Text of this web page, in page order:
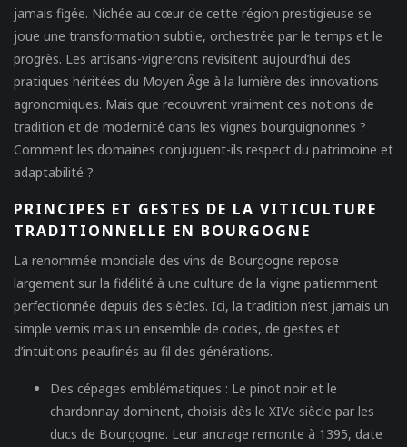
jamais figée. Nichée au cœur de cette région prestigieuse se
joue une transformation subtile, orchestrée par le temps et le
progrès. Les artisans-vignerons revisitent aujourd’hui des
pratiques héritées du Moyen Âge à la lumière des innovations
agronomiques. Mais que recouvrent vraiment ces notions de
tradition et de modernité dans les vignes bourguignonnes ?
Comment les domaines conjuguent-ils respect du patrimoine et
adaptabilité ?
PRINCIPES ET GESTES DE LA VITICULTURE
TRADITIONNELLE EN BOURGOGNE
La renommée mondiale des vins de Bourgogne repose
largement sur la fidélité à une culture de la vigne patiemment
perfectionnée depuis des siècles. Ici, la tradition n’est jamais un
simple vernis mais un ensemble de codes, de gestes et
d’intuitions peaufinés au fil des générations.
Des cépages emblématiques : Le pinot noir et le
chardonnay dominent, choisis dès le XIVe siècle par les
ducs de Bourgogne. Leur ancrage remonte à 1395, date